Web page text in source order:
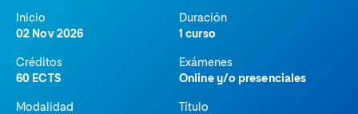
Inicio
02 Nov 2026
Duración
1 curso
Créditos
60 ECTS
Exámenes
Online y/o presenciales
Modalidad
Título